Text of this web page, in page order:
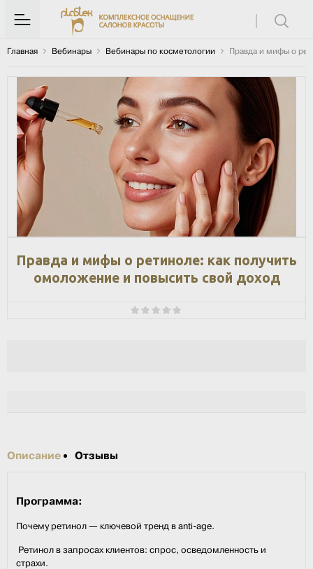
Главная Вебинары Вебинары по косметологии Правда и мифы о
Правда и мифы о ретиноле: как получить
омоложение и повысить свой доход
Описание Отзывы
Программа:
Почему ретинол — ключевой тренд в anti-age.
⁠ Ретинол в запросах клиентов: спрос, осведомленность и
страхи.